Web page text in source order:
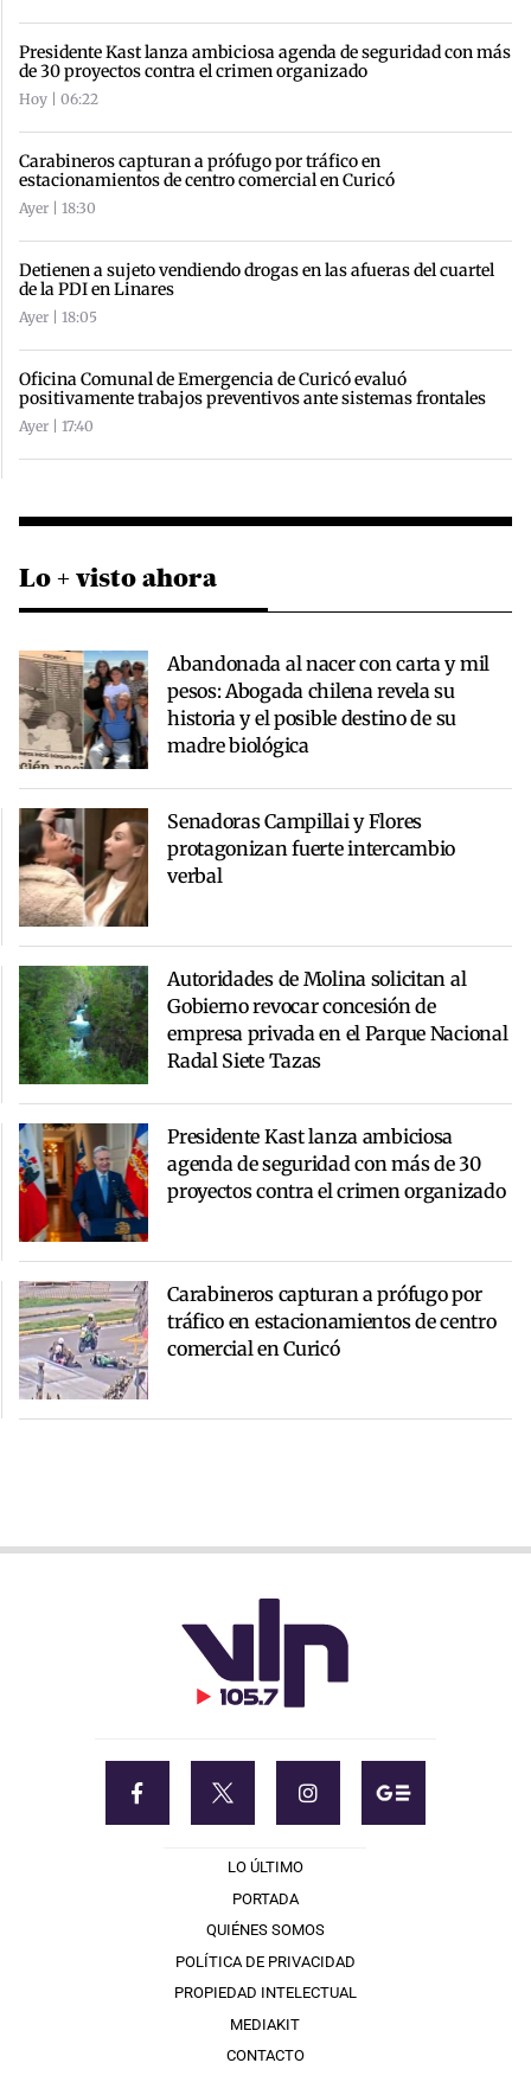
Presidente Kast lanza ambiciosa agenda de seguridad con más
de 30 proyectos contra el crimen organizado
Hoy | 06:22
Carabineros capturan a prófugo por tráfico en
estacionamientos de centro comercial en Curicó
Ayer | 18:30
Detienen a sujeto vendiendo drogas en las afueras del cuartel
de la PDI en Linares
Ayer | 18:05
Oficina Comunal de Emergencia de Curicó evaluó
positivamente trabajos preventivos ante sistemas frontales
Ayer | 17:40
Lo + visto ahora
Abandonada al nacer con carta y mil
pesos: Abogada chilena revela su
historia y el posible destino de su
madre biológica
Senadoras Campillai y Flores
protagonizan fuerte intercambio
verbal
Autoridades de Molina solicitan al
Gobierno revocar concesión de
empresa privada en el Parque Nacional
Radal Siete Tazas
Presidente Kast lanza ambiciosa
agenda de seguridad con más de 30
proyectos contra el crimen organizado
Carabineros capturan a prófugo por
tráfico en estacionamientos de centro
comercial en Curicó
LO ÚLTIMO
PORTADA
QUIÉNES SOMOS
POLÍTICA DE PRIVACIDAD
PROPIEDAD INTELECTUAL
MEDIAKIT
CONTACTO